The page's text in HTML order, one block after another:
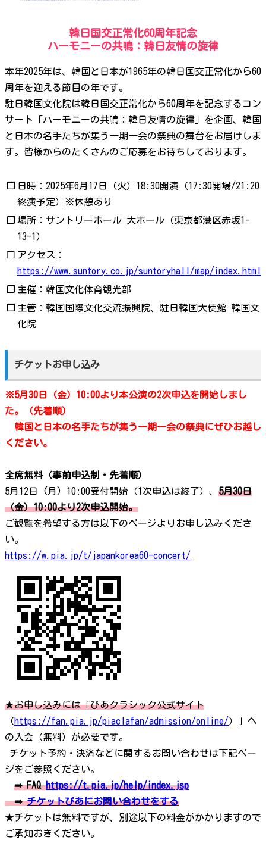
韓日国交正常化60周年記念
ハーモニーの共鳴：韓日友情の旋律
本年2025年は、韓国と日本が1965年の韓日国交正常化から60
周年を迎える節目の年です。
駐日韓国文化院は韓日国交正常化から60周年を記念するコン
サート「ハーモニーの共鳴：韓日友情の旋律」を企画、韓国
と日本の名手たちが集う一期一会の祭典の舞台をお届けしま
す。皆様からのたくさんのご応募をお待ちしております。
❐ 日時：2025年6月17日（火）18:30開演（17:30開場/21:20
終演予定）※休憩あり
❐ 場所：サントリーホール 大ホール（東京都港区赤坂1-
13-1）
❐ アクセス：
https://www.suntory.co.jp/suntoryhall/map/index.html
❐ 主催：韓国文化体育観光部
❐ 主管：韓国国際文化交流振興院、駐日韓国大使館 韓国文
化院
チケットお申し込み
※5月30日（金）10:00より本公演の2次申込を開始しまし
た。（先着順）
韓国と日本の名手たちが集う一期一会の祭典にぜひお越し
ください。
全席無料（事前申込制・先着順）
5月12日 (月) 10:00受付開始（1次申込は終了）、 5月30日
（金）10:00より2次申込開始。
ご観覧を希望する方は以下のページよりお申し込みくださ
い。
https://w.pia.jp/t/japankorea60-concert/
★お申し込みには「ぴあクラシック公式サイト
（https://fan.pia.jp/piaclafan/admission/online/）」へ
の入会（無料）が必要です。
チケット予約・決済などに関するお問い合わせは下記ペー
ジをご参照ください。
➡ FAQhttps://t.pia.jp/help/index.jsp
➡チケットぴあにお問い合わせをする
★チケットは無料ですが、別途以下の料金がかかりますので
ご承知おきください。